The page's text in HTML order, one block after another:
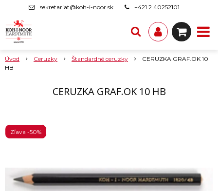
sekretariat@koh-i-noor.sk +421 2 40252101
Úvod Ceruzky Štandardné ceruzky
CERUZKA GRAF.OK 10
HB
CERUZKA GRAF.OK 10 HB
Zľava -50%